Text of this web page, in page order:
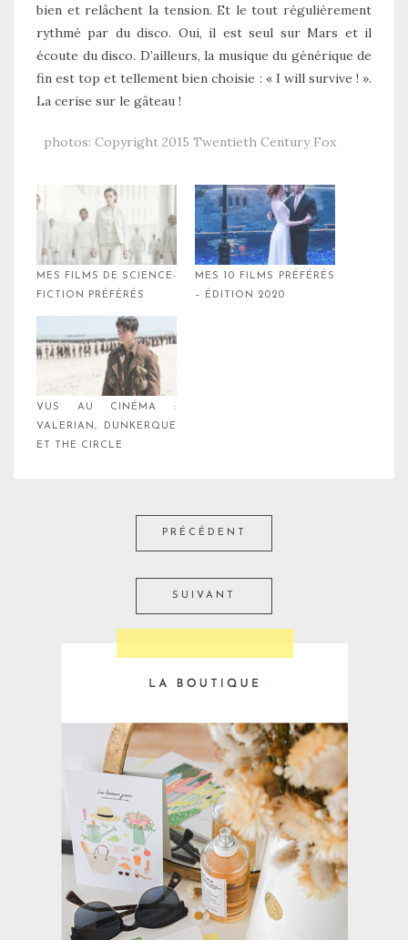
bien et relâchent la tension. Et le tout régulièrement
rythmé par du disco. Oui, il est seul sur Mars et il
écoute du disco. D’ailleurs, la musique du générique de
fin est top et tellement bien choisie : « I will survive ! ».
La cerise sur le gâteau !
photos: Copyright 2015 Twentieth Century Fox
MES FILMS DE SCIENCE-
FICTION PRÉFÉRÉS
MES 10 FILMS PRÉFÉRÉS
– ÉDITION 2020
VUS AU CINÉMA :
VALERIAN, DUNKERQUE
ET THE CIRCLE
PRÉCÉDENT
SUIVANT